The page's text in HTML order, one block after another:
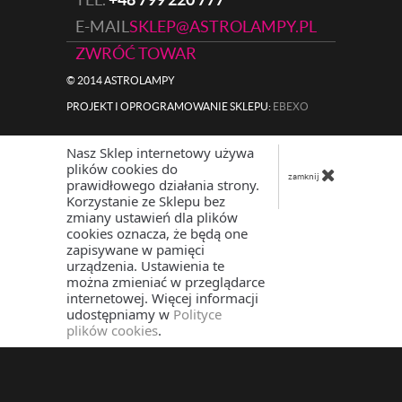
E-MAIL SKLEP@ASTROLAMPY.PL
ZWRÓĆ TOWAR
© 2014 ASTROLAMPY
|
PROJEKT I OPROGRAMOWANIE SKLEPU: EBEXO
Nasz Sklep internetowy używa
plików cookies do
prawidłowego działania strony.
Korzystanie ze Sklepu bez
zmiany ustawień dla plików
cookies oznacza, że będą one
zapisywane w pamięci
urządzenia. Ustawienia te
można zmieniać w przeglądarce
internetowej. Więcej informacji
udostępniamy w Polityce
plików cookies.
zamknij